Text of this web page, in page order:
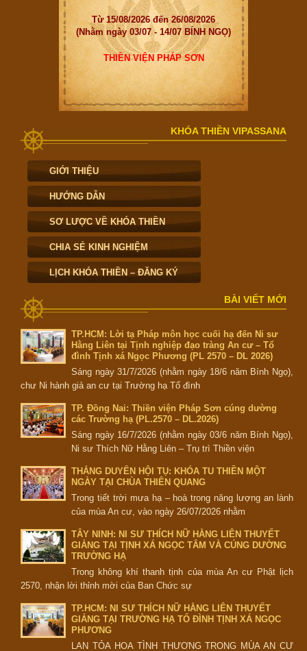
Từ 15/08/2026 đến 26/08/2026
(Nhằm ngày 03/07 - 14/07 BÍNH NGỌ)
THIỀN VIỆN PHÁP SƠN
KHÓA THIỀN VIPASSANA
GIỚI THIỆU
HƯỚNG DẪN
SƠ LƯỢC VỀ KHÓA THIỀN
CHIA SẺ KINH NGHIỆM
LỊCH KHÓA THIỀN – ĐĂNG KÝ
BÀI VIẾT MỚI
TP.HCM: Lời tạ Pháp môn học cuối hạ đến Ni sư
Hằng Liên tại Tịnh nghiệp đạo tràng An cư – Tổ
đình Tịnh xá Ngọc Phương (PL 2570 – DL 2026)
Sáng ngày 31/7/2026 (nhằm ngày 18/6 năm Bính Ngọ),
chư Ni hành giả an cư tại Trường hạ Tổ đình
TP. Đồng Nai: Thiền viện Pháp Sơn cúng dường
các Trường hạ (PL.2570 – DL.2026)
Sáng ngày 16/7/2026 (nhằm ngày 03/6 năm Bính Ngọ),
Ni sư Thích Nữ Hằng Liên – Trụ trì Thiền viện
THẮNG DUYÊN HỘI TỤ: KHÓA TU THIỀN MỘT
NGÀY TẠI CHÙA THIÊN QUANG
Trong tiết trời mưa hạ – hoà trong năng lượng an lành
của mùa An cư, vào ngày 26/07/2026 nhằm
TÂY NINH: NI SƯ THÍCH NỮ HẰNG LIÊN THUYẾT
GIẢNG TẠI TỊNH XÁ NGỌC TÂM VÀ CÚNG DƯỜNG
TRƯỜNG HẠ
Trong không khí thanh tịnh của mùa An cư Phật lịch
2570, nhận lời thỉnh mời của Ban Chức sự
TP.HCM: NI SƯ THÍCH NỮ HẰNG LIÊN THUYẾT
GIẢNG TẠI TRƯỜNG HẠ TỔ ĐÌNH TỊNH XÁ NGỌC
PHƯƠNG
LAN TỎA HOA TÌNH THƯƠNG TRONG MÙA AN CƯ